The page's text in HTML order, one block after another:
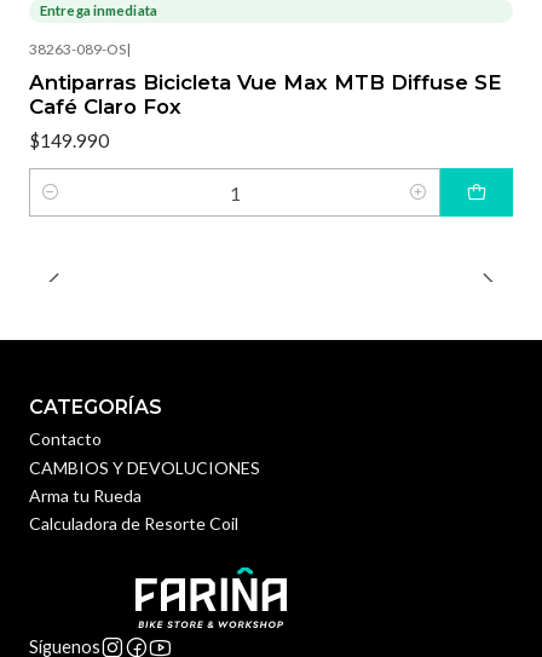
Entrega inmediata
38263-089-OS|
Antiparras Bicicleta Vue Max MTB Diffuse SE
Café Claro Fox
$149.990
Cantidad
CATEGORÍAS
Contacto
CAMBIOS Y DEVOLUCIONES
Arma tu Rueda
Calculadora de Resorte Coil
Síguenos